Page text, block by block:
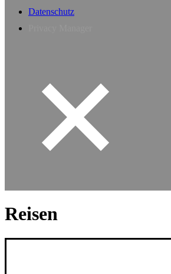
Datenschutz
Reisen